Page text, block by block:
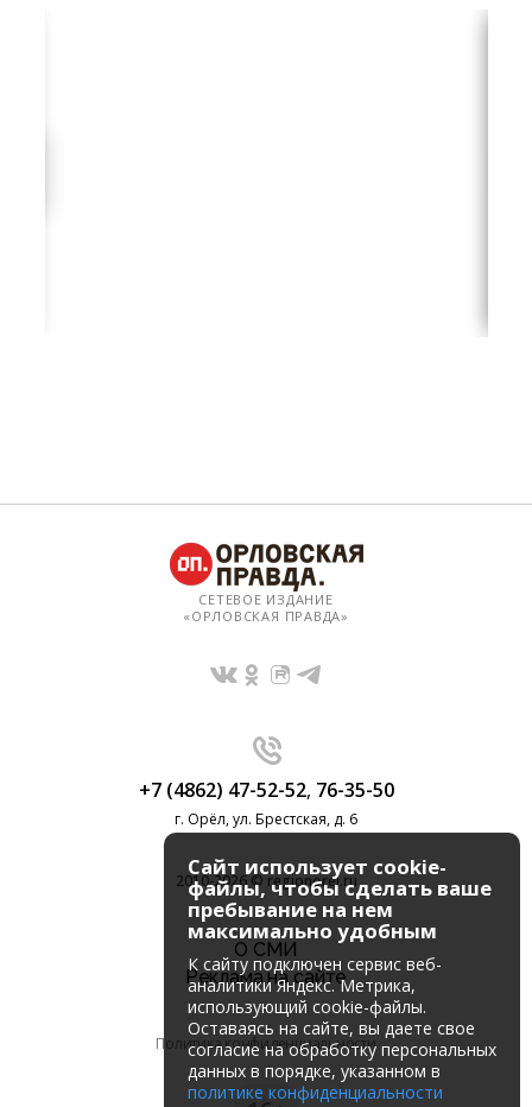
СЕТЕВОЕ ИЗДАНИЕ
«ОРЛОВСКАЯ ПРАВДА»
+7 (4862) 47-52-52, 76-35-50
г. Орёл, ул. Брестская, д. 6
2010-2026 © regionorel.ru
О СМИ
Реклама на сайте
Политика конфиденциальности
Сайт использует cookie-
файлы, чтобы сделать ваше
пребывание на нем
максимально удобным
К cайту подключен сервис веб-
аналитики Яндекс. Метрика,
использующий cookie-файлы.
Оставаясь на сайте, вы даете свое
согласие на обработку персональных
данных в порядке, указанном в
политике конфиденциальности